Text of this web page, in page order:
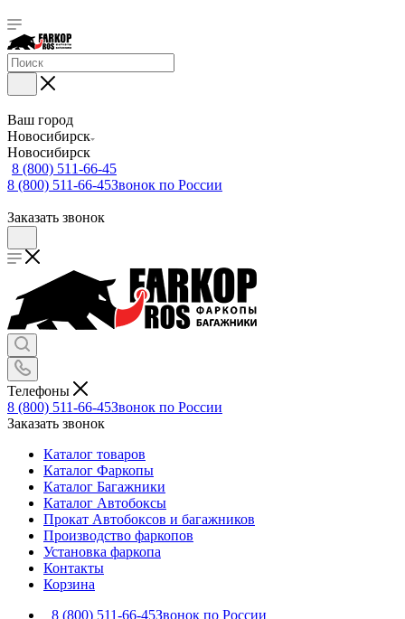
Ваш город
Новосибирск
Новосибирск
8 (800) 511-66-45
8 (800) 511-66-45Звонок по России
Заказать звонок
Телефоны
8 (800) 511-66-45Звонок по России
Заказать звонок
Каталог товаров
Каталог Фаркопы
Каталог Багажники
Каталог Автобоксы
Прокат Автобоксов и багажников
Производство фаркопов
Установка фаркопа
Контакты
Корзина
8 (800) 511-66-45Звонок по России